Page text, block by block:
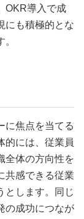
OKR導入で成
にも積極的とな
に焦点を当てる
的には、従業員
全体の方向性を
共感できる従業
とします。同じ
の成功につなが